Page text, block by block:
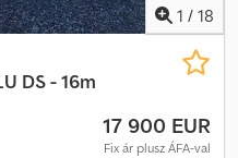
1 / 18
DS - 16m
17 900 EUR
Fix ár plusz ÁFA-val